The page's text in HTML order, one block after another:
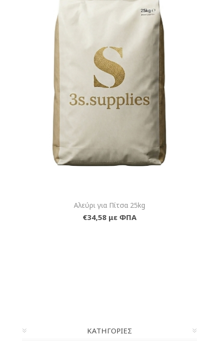
Αλεύρι για Πίτσα 25kg
€34,58 με ΦΠΑ
ΚΑΤΗΓΟΡΊΕΣ